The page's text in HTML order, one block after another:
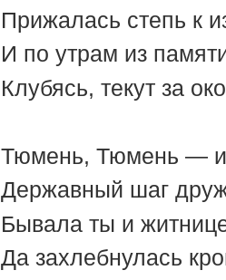
Прижалась степь к
И по утрам из
Клубясь, текут за
Тюмень, Тюмень —
Державный шаг
Бывала ты и
Да захлебнулась